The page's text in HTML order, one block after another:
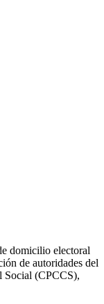
domicilio electoral
de autoridades del
Social (CPCCS),